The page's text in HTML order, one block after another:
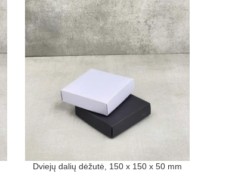
Dviejų dalių dėžutė, 150 x 150 x 50 mm